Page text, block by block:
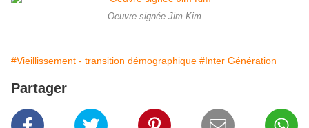
Oeuvre signée Jim Kim
#Vieillissement - transition démographique #Inter Génération
Partager